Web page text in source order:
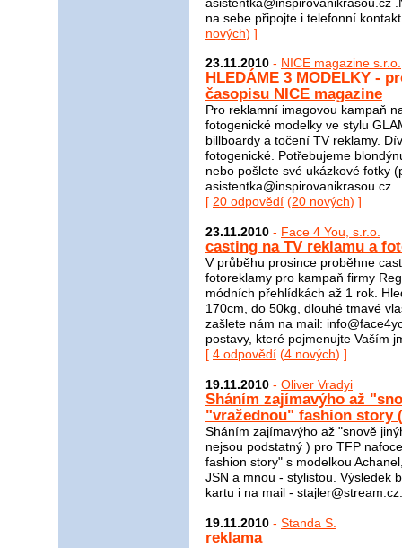
na sebe připojte i telefonní
nových) ]
23.11.2010 - NICE magazine s.r.o.
HLEDÁME 3 MODELKY -
časopisu NICE magazine
Pro reklamní imagovou kampaň
fotogenické modelky ve stylu
billboardy a točení TV reklamy.
fotogenické. Potřebujeme
nebo pošlete své ukázkové fotky
asistentka@inspirovanikrasou.cz
[ 20 odpovědí (20 nových) ]
23.11.2010 - Face 4 You, s.r.o.
casting na TV reklamu a
V průběhu prosince proběhne
fotoreklamy pro kampaň firmy
módních přehlídkách až 1 rok.
170cm, do 50kg, dlouhé tmavé
zašlete nám na mail:
postavy, které pojmenujte Vaším
[ 4 odpovědí (4 nových) ]
19.11.2010 - Oliver Vradyi
Sháním zajímavýho až
"vražednou" fashion story
Sháním zajímavýho až "snově
nejsou podstatný ) pro TFP
fashion story" s modelkou
JSN a mnou - stylistou. Výsledek
kartu i na mail -
19.11.2010 - Standa S.
reklama